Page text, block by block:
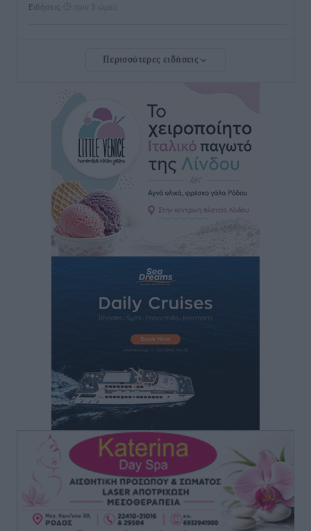
Ειδήσεις πριν 3 ώρες
Δυνάμεις στη νήσο Ρω
Συνεχίζεται η έξοδος του Αυγούστου – Πάνω από
34.000 αναχωρούν σήμερα μόνο από τον Πειραιά
πριν 3 ώρες
Μόνιμες θέσεις στους παιδικούς σταθμούς: Οι
προϋποθέσεις, η 24μηνη εμπειρία και οι προθεσμίες
για τους δήμους
Τοπικές Ειδήσεις• πριν 3 ώρες
Δεύτερη πηγή εισοδήματος για τους επαγγελματίες
πριν 3 ώρες
Μαρία Εκμεκτσίογλου: Η πίστη μου είναι το
Μονή Πανορμίτη
Τοπικές Ειδήσεις• πριν 4 ώρες
Ακαθάριστα οικόπεδα: Τι γίνεται όταν ο ιδιοκτήτης
δεν τα καθαρίσει – Πώς κινούνται δήμοι και ΠΣ,
ποιος πληρώνει τον λογαριασμό
Τοπικές Ειδήσεις• πριν 4 ώρες
Πού κινούνται οι κρατήσεις last minute σε Ελλάδα
Περισσότερες ειδήσεις